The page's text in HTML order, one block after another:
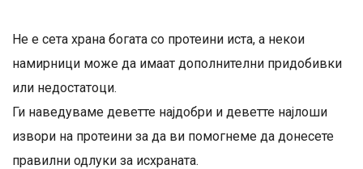
Не е сета храна богата со протеини иста, а некои
намирници може да имаат дополнителни придобивки
или недостатоци.
Ги наведуваме деветте најдобри и деветте најлоши
извори на протеини за да ви помогнеме да донесете
правилни одлуки за исхраната.